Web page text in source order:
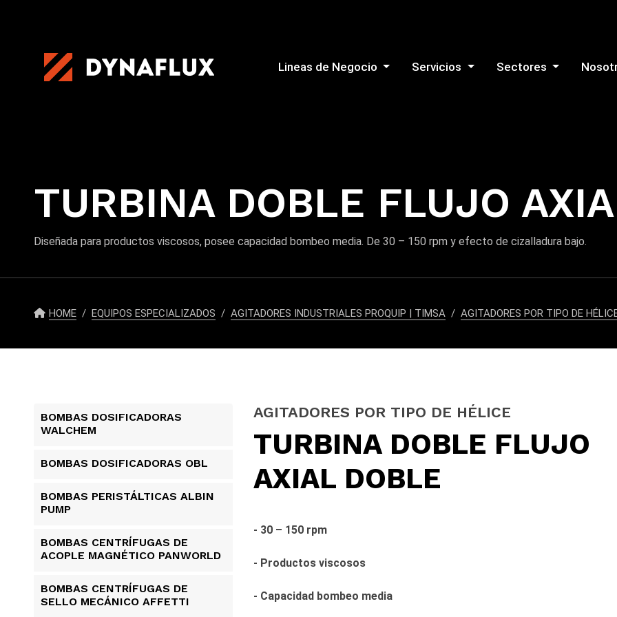
Lineas de Negocio Servicios Sectores
TURBINA DOBLE FLUJO
Diseñada para productos viscosos, posee capacidad bombeo media. De 30 – 150 rpm y efecto de cizalladura bajo.
HOME EQUIPOS ESPECIALIZADOS AGITADORES INDUSTRIALES PROQUIP | TIMSA AGITADORES POR TIPO DE
BOMBAS DOSIFICADORAS
WALCHEM
BOMBAS DOSIFICADORAS OBL
BOMBAS PERISTÁLTICAS ALBIN
PUMP​
BOMBAS CENTRÍFUGAS DE
ACOPLE MAGNÉTICO PANWORLD
BOMBAS CENTRÍFUGAS DE
SELLO MECÁNICO AFFETTI
AGITADORES POR TIPO DE HÉLICE
TURBINA DOBLE FLUJO
AXIAL DOBLE
- 30 – 150 rpm
- Productos viscosos
- Capacidad bombeo media